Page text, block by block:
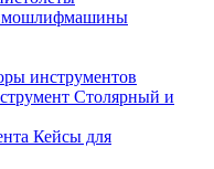
инструментов
Столярный и
Кейсы для